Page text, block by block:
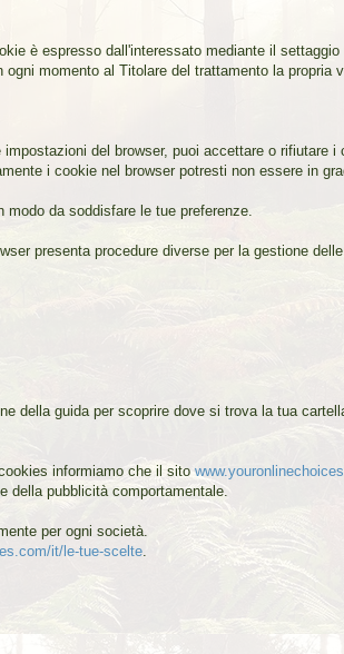
è espresso dall'interessato mediante il
momento al Titolare del trattamento la propria
del browser, puoi accettare o rifiutare
i cookie nel browser potresti non essere in
da soddisfare le tue preferenze.
presenta procedure diverse per la gestione
della guida per scoprire dove si trova la tua
informiamo che il sito
della pubblicità comportamentale.
per ogni società.
it/le-tue-scelte